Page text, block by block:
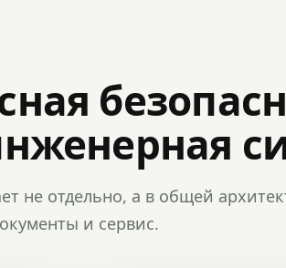
не отдельно, а в общей
и сервис.